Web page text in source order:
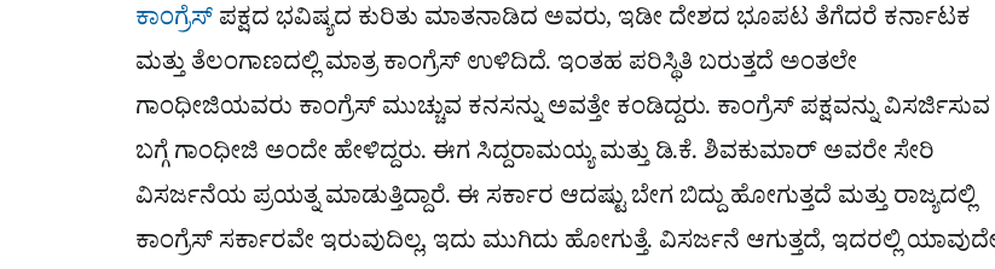
ಕಾಂಗ್ರೆಸ್ಪಕ್ಷದ ಭವಿಷ್ಯದ ಕುರಿತು ಮಾತನಾಡಿದ ಅವರು, ಇಡೀ ದೇಶದ ಭೂಪಟ ತೆಗೆದರೆ ಕರ್ನಾಟಕ
ಮತ್ತು ತೆಲಂಗಾಣದಲ್ಲಿ ಮಾತ್ರ ಕಾಂಗ್ರೆಸ್ ಉಳಿದಿದೆ. ಇಂತಹ ಪರಿಸ್ಥಿತಿ ಬರುತ್ತದೆ ಅಂತಲೇ
ಗಾಂಧೀಜಿಯವರು ಕಾಂಗ್ರೆಸ್ ಮುಚ್ಚುವ ಕನಸನ್ನು ಅವತ್ತೇ ಕಂಡಿದ್ದರು. ಕಾಂಗ್ರೆಸ್ ಪಕ್ಷವನ್ನು ವಿಸರ್ಜಿಸುವ
ಬಗ್ಗೆ ಗಾಂಧೀಜಿ ಅಂದೇ ಹೇಳಿದ್ದರು. ಈಗ ಸಿದ್ದರಾಮಯ್ಯ ಮತ್ತು ಡಿ.ಕೆ. ಶಿವಕುಮಾರ್ ಅವರೇ ಸೇರಿ
ವಿಸರ್ಜನೆಯ ಪ್ರಯತ್ನ ಮಾಡುತ್ತಿದ್ದಾರೆ. ಈ ಸರ್ಕಾರ ಆದಷ್ಟು ಬೇಗ ಬಿದ್ದು ಹೋಗುತ್ತದೆ ಮತ್ತು ರಾಜ್ಯದಲ್ಲಿ
ಕಾಂಗ್ರೆಸ್ ಸರ್ಕಾರವೇ ಇರುವುದಿಲ್ಲ, ಇದು ಮುಗಿದು ಹೋಗುತ್ತೆ. ವಿಸರ್ಜನೆ ಆಗುತ್ತದೆ, ಇದರಲ್ಲಿ